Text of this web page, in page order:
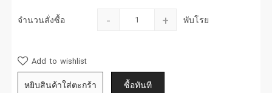
จำนวนสั่งซื้อ - + พับโรย
Add to wishlist